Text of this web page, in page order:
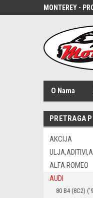
MONTEREY -
O Nama
PRETRAGA
AKCIJA
ALFA ROMEO
AUDI
80 B4 (8C2)